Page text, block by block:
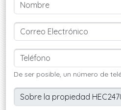
De ser posible, un número de